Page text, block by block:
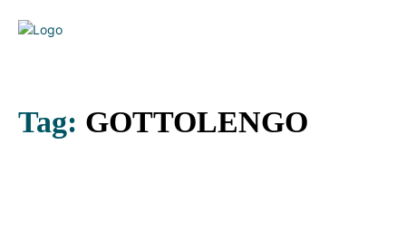
Tag: GOTTOLENGO